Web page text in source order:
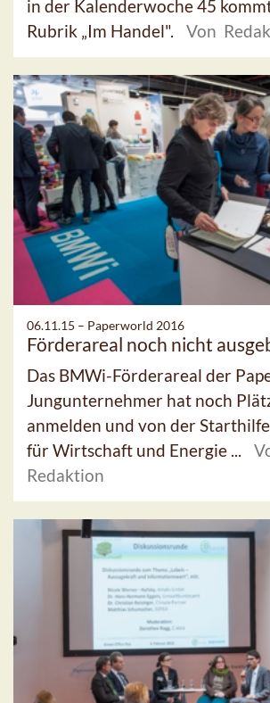
in der Kalenderwoche 45
Rubrik „Im Handel".
Von
06.11.15 – Paperworld 2016
Förderareal noch nicht
Das BMWi-Förderareal der
Jungunternehmer hat noch
anmelden und von der
für Wirtschaft und Energie ...
Redaktion